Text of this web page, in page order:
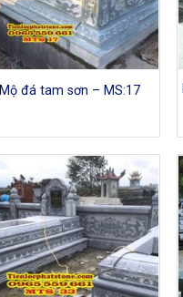
Mộ đá tam sơn – MS:17